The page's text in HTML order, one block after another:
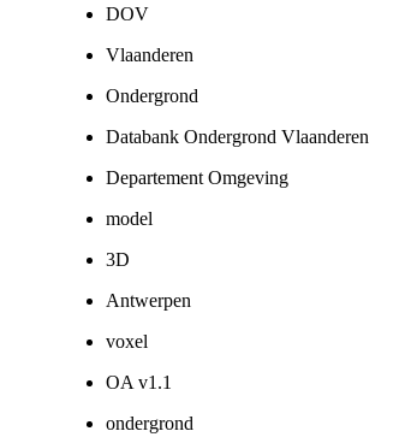
DOV
Vlaanderen
Ondergrond
Databank Ondergrond Vlaanderen
Departement Omgeving
model
3D
Antwerpen
voxel
OA v1.1
ondergrond